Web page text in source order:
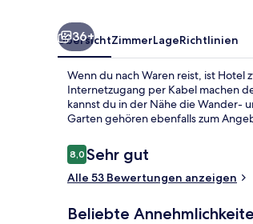
36+
ÜbersichtZimmerLageRichtlinien
Wenn du nach Waren reist, ist Hotel
Internetzugang per Kabel machen
kannst du in der Nähe die Wander-
Garten gehören ebenfalls zum
Bewertungen
8,08,0 von 10.
Sehr gut
Alle 53 Bewertungen anzeigen
Beliebte